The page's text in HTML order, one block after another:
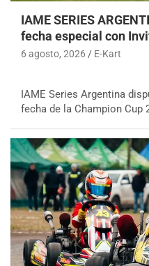
IAME SERIES
fecha especial con
6 agosto, 2026 E-Kart
IAME Series Argentina
fecha de la Champion Cup